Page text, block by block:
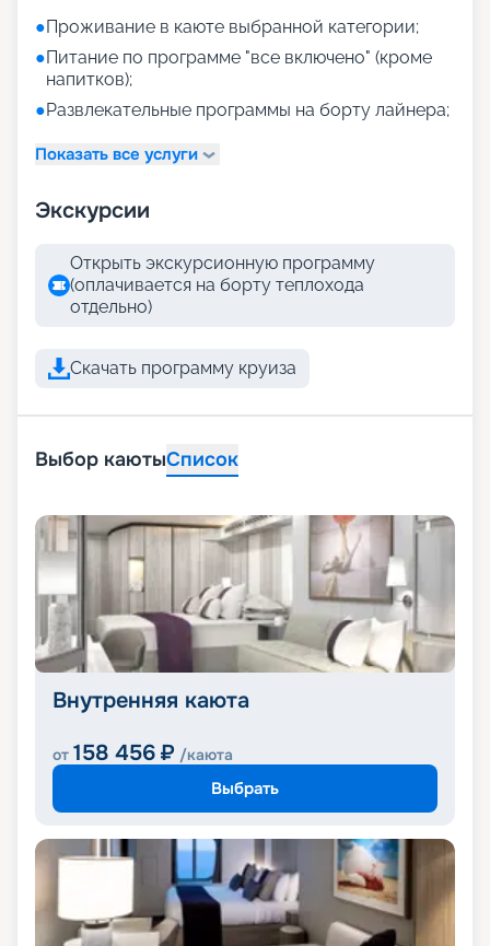
●Проживание в каюте выбранной категории;
●Питание по программе "все включено" (кроме
напитков);
●Развлекательные программы на борту лайнера;
Показать все услуги
Экскурсии
Открыть экскурсионную программу
(оплачивается на борту теплохода
отдельно)
Скачать программу круиза
Выбор каютыСписок
Внутренняя каюта
от 158 456 ₽ /каюта
Выбрать